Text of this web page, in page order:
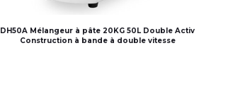
DH50A Mélangeur à pâte 20KG 50L Double Activ
Construction à bande à double vitesse